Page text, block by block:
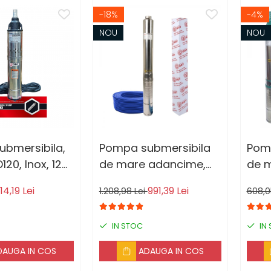
Inox, 120
Lei
IN COS
-18%
NOU
Pompa submersibila
de mare adancime,
8 m³/h, 11 turbine, Inox,
30 m cablu
1.208,98 Lei991,39 Lei
IN STOC
ADAUGA IN COS
-4%
NOU
de
W,
IN